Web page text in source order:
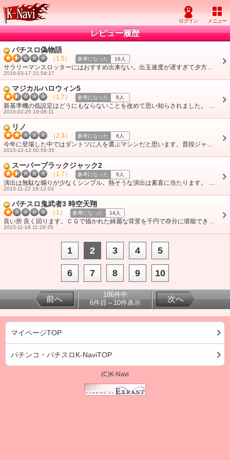
レビュー履歴
パチスロ偽物語
（1.5） 参考になった 16人
サラリーマンスロッターにはおすすめ出来ない。出玉速度が遅すぎて夕方からでは出せて２千枚が限度だと思います。しかもかなりのヒキを使わないと無理。そんなヒキがあるな・・・
2016-03-17 21:54:27
マジカルハロウィン5
（1.7） 参考になった 8人
新基準機の低設定はどうにもならないことを改めて思い知らされました。 演出等はマジハロ２を思い出して楽しかったのですが楽しいのは最初だけ。自分の打ってた低設定は・・・
2016-02-25 19:06:11
リノ
（2.3） 参考になった 6人
今年に登場した中ではダントツに人を選ぶマシンだと思います。普段ジャグラー打っている高齢者の方はまずシステムが理解できない。しかもリーチ目で察知するのが基本なので・・・
2015-12-12 00:59:35
スーパーブラックジャック2
（1.7） 参考になった 9人
演出は無駄な煽りが少なくシンプル。熱そうな演出は素直に当たります。 しかし当たる演出とガセ演出の差が激しく、レバーからリール回転までの反応の重さがより一層当た・・・
2015-11-22 19:12:03
パチスロ鬼武者3 時空天翔
（1） 参考になった 14人
良い所 良く回ります。ＣＧで描かれた綺麗な背景を千円で存分に堪能できます。 悪い所 書ききれなくなるので止めときます。
2015-11-18 11:29:35
1 2 3 4 5
6 7 8 9 10
前へ
186件中
6件目～10件表示
次へ
マイページTOP
パチンコ・パチスロK-NaviTOP
(C)K-Navi